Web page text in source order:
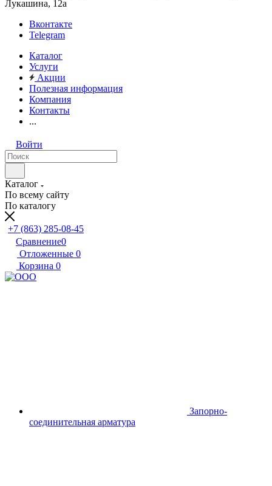
Лукашина, 12а
Вконтакте
Telegram
Каталог
Услуги
Акции
Полезная информация
Компания
Контакты
...
Войти
Каталог
По всему сайту
По каталогу
+7 (863) 285-08-45
Сравнение0
Отложенные 0
Корзина 0
Запорно-
соединительная арматура